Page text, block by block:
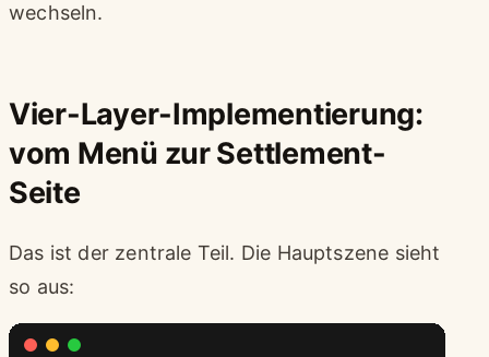
wechseln.
Vier-Layer-Implementierung:
vom Menü zur Settlement-
Seite
Das ist der zentrale Teil. Die Hauptszene sieht
so aus: